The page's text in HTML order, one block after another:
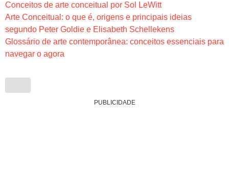
Conceitos de arte conceitual por Sol LeWitt
Arte Conceitual: o que é, origens e principais ideias
segundo Peter Goldie e Elisabeth Schellekens
Glossário de arte contemporânea: conceitos essenciais para
navegar o agora
PUBLICIDADE